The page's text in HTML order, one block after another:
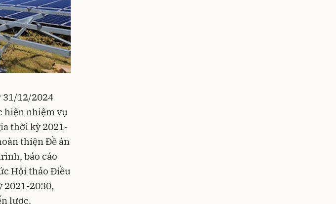
31/12/2024
hiện nhiệm vụ
thời kỳ 2021-
thiện Đề án
báo cáo
Hội thảo Điều
2021-2030,
lược.